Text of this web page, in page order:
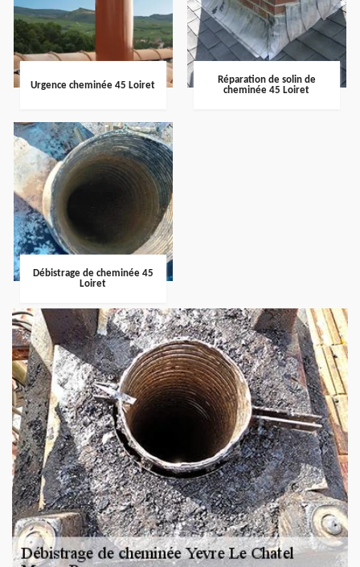
Urgence cheminée 45 Loiret
Réparation de solin de
cheminée 45 Loiret
Débistrage de cheminée 45
Loiret